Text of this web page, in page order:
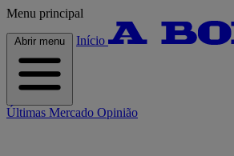
Menu principal
Abrir menu Início
Últimas Mercado Opinião